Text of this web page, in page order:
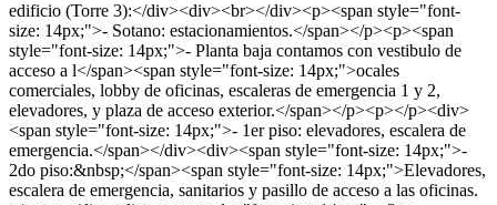
edificio (Torre 3):</div><div><br></div><p><span style="font-
size: 14px;">- Sotano: estacionamientos.</span></p><p><span
style="font-size: 14px;">- Planta baja contamos con vestibulo de
acceso a l</span><span style="font-size: 14px;">ocales
comerciales, lobby de oficinas, escaleras de emergencia 1 y 2,
elevadores, y plaza de acceso exterior.</span></p><p></p><div>
<span style="font-size: 14px;">- 1er piso: elevadores, escalera de
emergencia.</span></div><div><span style="font-size: 14px;">-
2do piso:&nbsp;</span><span style="font-size: 14px;">Elevadores,
escalera de emergencia, sanitarios y pasillo de acceso a las oficinas.